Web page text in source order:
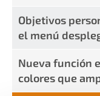
Objetivos
el menú
Nueva función
colores que